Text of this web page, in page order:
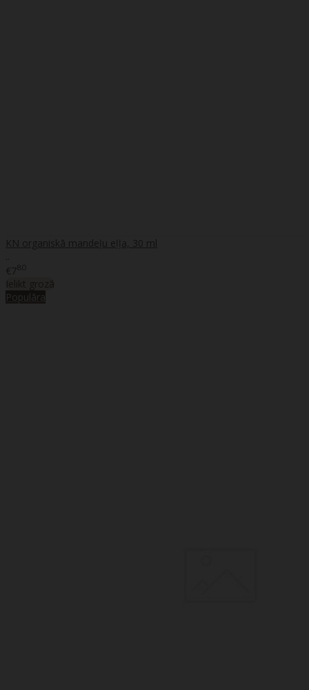
KN organiskā mandeļu eļļa, 30 ml
€780
Ielikt grozā
Populāra